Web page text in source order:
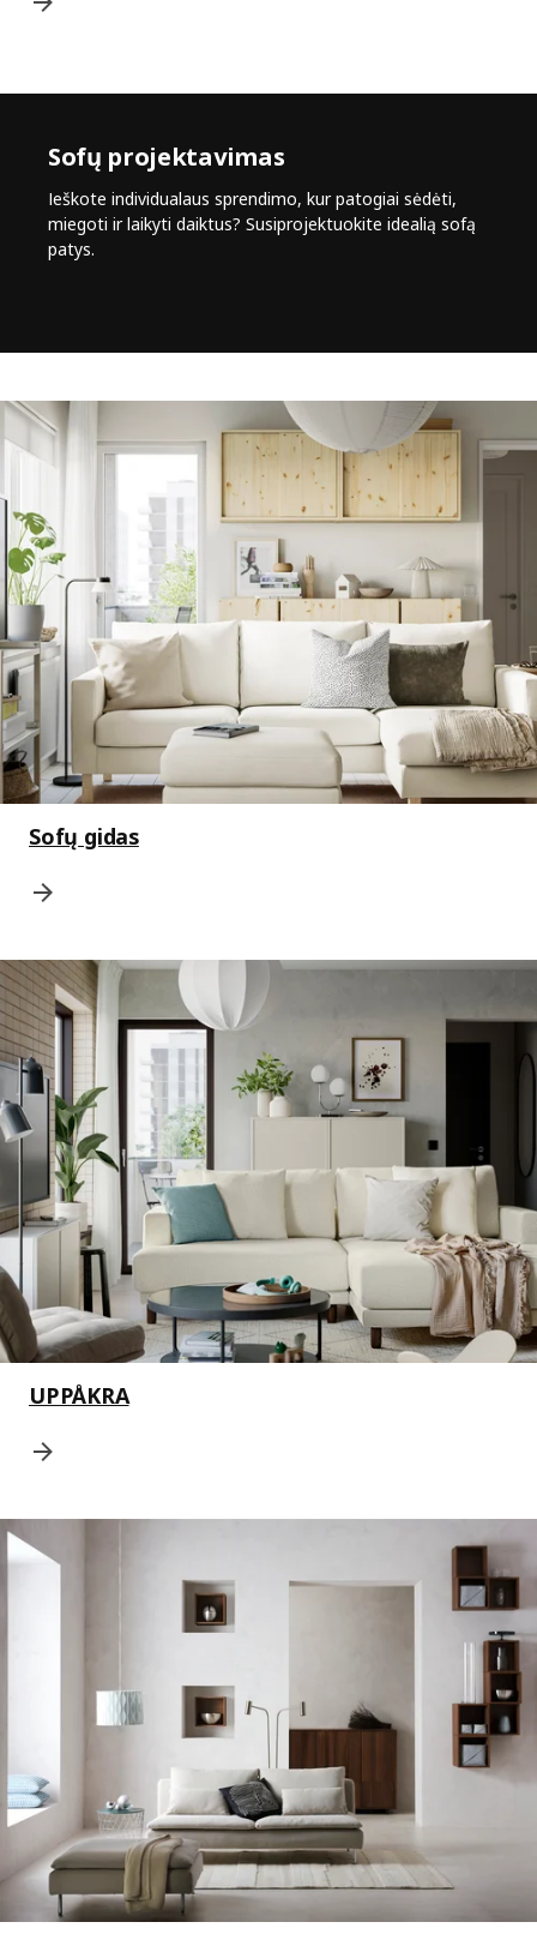
Sofų projektavimas
Ieškote individualaus sprendimo, kur patogiai sėdėti,
miegoti ir laikyti daiktus? Susiprojektuokite idealią sofą
patys.
Sofų gidas
UPPÅKRA